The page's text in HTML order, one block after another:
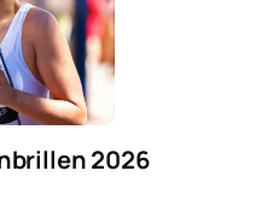
2026